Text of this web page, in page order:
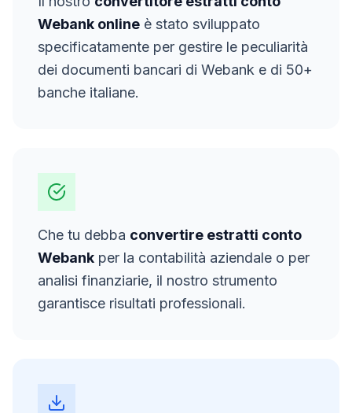
Webank online è stato sviluppato
specificatamente per gestire le peculiarità
dei documenti bancari di Webank e di 50+
banche italiane.
Che tu debba convertire estratti conto
Webank per la contabilità aziendale o per
analisi finanziarie, il nostro strumento
garantisce risultati professionali.